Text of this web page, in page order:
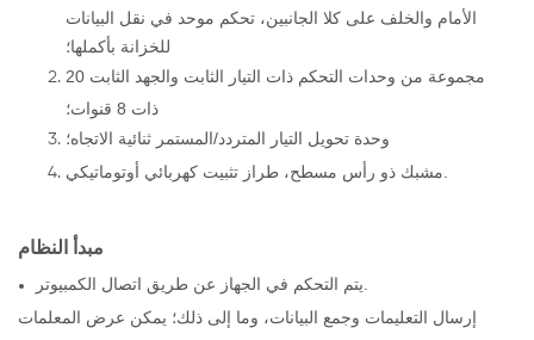
الأمام والخلف على كلا الجانبين، تحكم موحد في نقل البيانات
للخزانة بأكملها؛
20 مجموعة من وحدات التحكم ذات التيار الثابت والجهد الثابت
ذات 8 قنوات؛
وحدة تحويل التيار المتردد/المستمر ثنائية الاتجاه؛
مشبك ذو رأس مسطح، طراز تثبيت كهربائي أوتوماتيكي.
مبدأ النظام
يتم التحكم في الجهاز عن طريق اتصال الكمبيوتر.
إرسال التعليمات وجمع البيانات، وما إلى ذلك؛ يمكن عرض المعلمات